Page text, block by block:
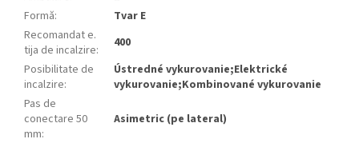
Formă:
Tvar E
Recomandat e.
tija de incalzire:
400
Posibilitate de
incalzire:
Ústredné vykurovanie;Elektrické
vykurovanie;Kombinované vykurovanie
Pas de
conectare 50
mm:
Asimetric (pe lateral)